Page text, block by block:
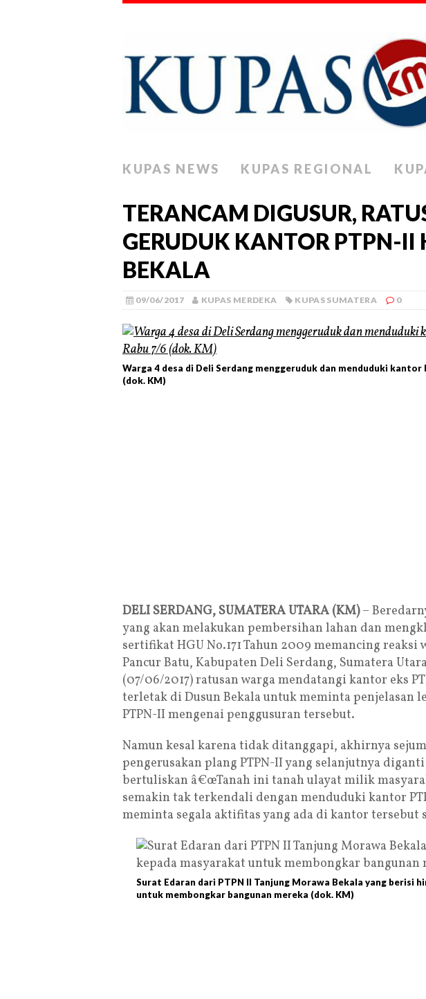
KUPAS NEWS KUPAS REGIONAL
TERANCAM DIGUSUR,
GERUDUK KANTOR PTPN-II
BEKALA
09/06/2017 KUPAS MERDEKA KUPAS SUMATERA 0
Warga 4 desa di Deli Serdang menggeruduk dan menduduki kantor
(dok. KM)
DELI SERDANG, SUMATERA UTARA (KM)–
yang akan melakukan pembersihan lahan dan
sertifikat HGU No.171 Tahun 2009 memancing reaksi
Pancur Batu, Kabupaten Deli Serdang, Sumatera
(07/06/2017) ratusan warga mendatangi kantor eks
terletak di Dusun Bekala untuk meminta penjelasan
PTPN-II mengenai penggusuran tersebut.
Namun kesal karena tidak ditanggapi, akhirnya
pengerusakan plang PTPN-II yang selanjutnya
bertuliskan â€œTanah ini tanah ulayat milik
semakin tak terkendali dengan menduduki kantor
meminta segala aktifitas yang ada di kantor tersebut
Surat Edaran dari PTPN II Tanjung Morawa Bekala yang berisi
untuk membongkar bangunan mereka (dok. KM)